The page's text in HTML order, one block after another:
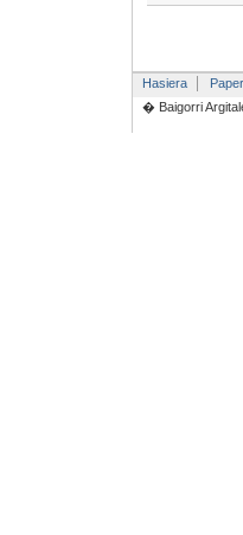
Hasiera
� Baigorri